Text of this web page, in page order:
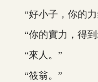
“好小子，你的力
“你的實力，得到
“來人。”
“筱翁。”